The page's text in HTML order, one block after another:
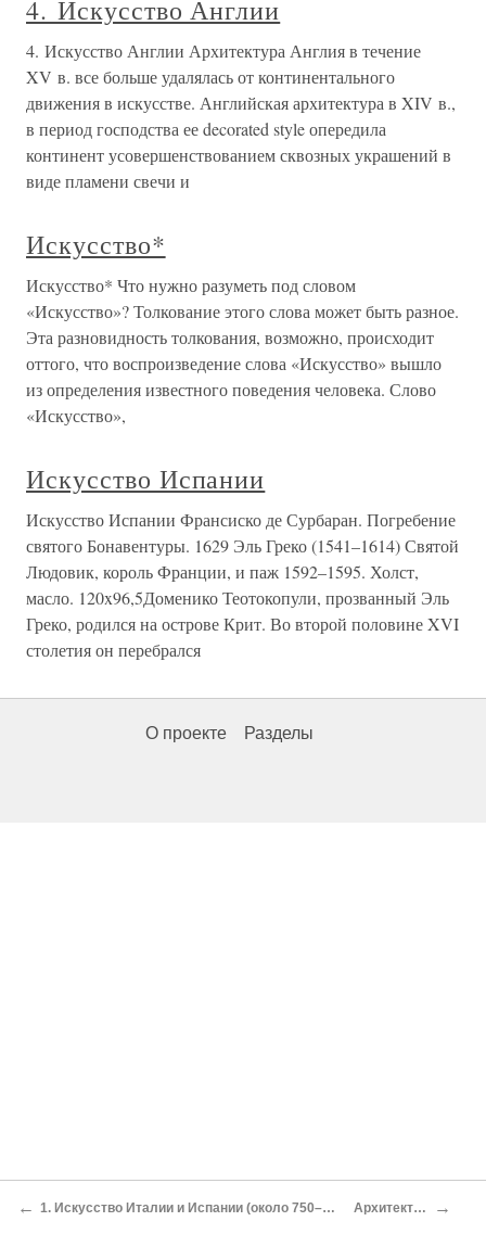
4. Искусство Англии
4. Искусство Англии Архитектура Англия в течение
XV в. все больше удалялась от континентального
движения в искусстве. Английская архитектура в XIV в.,
в период господства ее decorated style опередила
континент усовершенствованием сквозных украшений в
виде пламени свечи и
Искусство*
Искусство* Что нужно разуметь под словом
«Искусство»? Толкование этого слова может быть разное.
Эта разновидность толкования, возможно, происходит
оттого, что воспроизведение слова «Искусство» вышло
из определения известного поведения человека. Слово
«Искусство»,
Искусство Испании
Искусство Испании Франсиско де Сурбаран. Погребение
святого Бонавентуры. 1629 Эль Греко (1541–1614) Святой
Людовик, король Франции, и паж 1592–1595. Холст,
масло. 120x96,5Доменико Теотокопули, прозванный Эль
Греко, родился на острове Крит. Во второй половине XVI
столетия он перебрался
О проекте Разделы
← 1. Искусство Италии и Испании (около 750–1050 гг.) Архитектура →